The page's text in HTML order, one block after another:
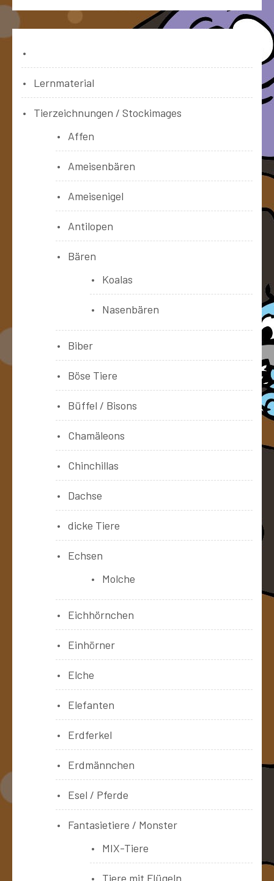
Lernmaterial
Tierzeichnungen / Stockimages
Affen
Ameisenbären
Ameisenigel
Antilopen
Bären
Koalas
Nasenbären
Biber
Böse Tiere
Büffel / Bisons
Chamäleons
Chinchillas
Dachse
dicke Tiere
Echsen
Molche
Eichhörnchen
Einhörner
Elche
Elefanten
Erdferkel
Erdmännchen
Esel / Pferde
Fantasietiere / Monster
MIX-Tiere
Tiere mit Flügeln